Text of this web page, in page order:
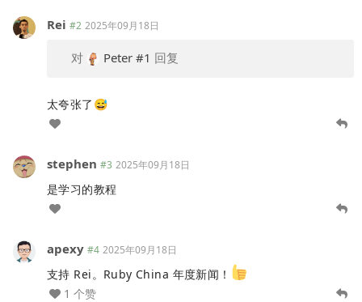
Rei #2 2025年09月18日
对 Peter #1 回复
太夸张了😅
stephen #3 2025年09月18日
是学习的教程
apexy #4 2025年09月18日
支持 Rei。Ruby China 年度新闻！
1 个赞